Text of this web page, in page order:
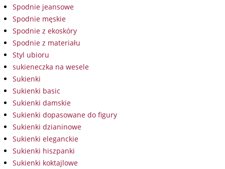
Spodnie jeansowe
Spodnie męskie
Spodnie z ekoskóry
Spodnie z materiału
Styl ubioru
sukieneczka na wesele
Sukienki
Sukienki basic
Sukienki damskie
Sukienki dopasowane do figury
Sukienki dzianinowe
Sukienki eleganckie
Sukienki hiszpanki
Sukienki koktajlowe